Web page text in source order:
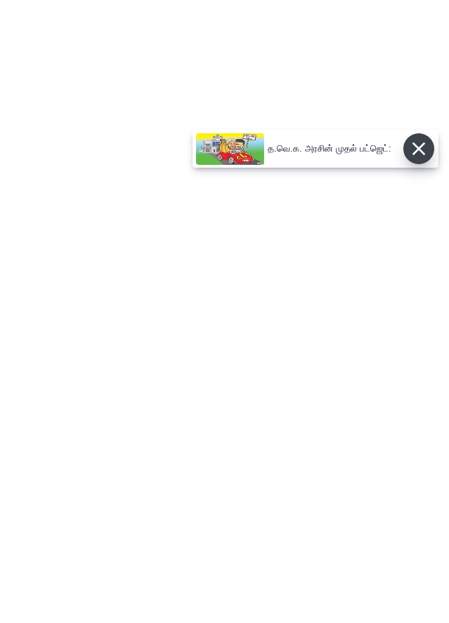
த.வெ.க. அரசின் முதல் பட்ஜெட்: